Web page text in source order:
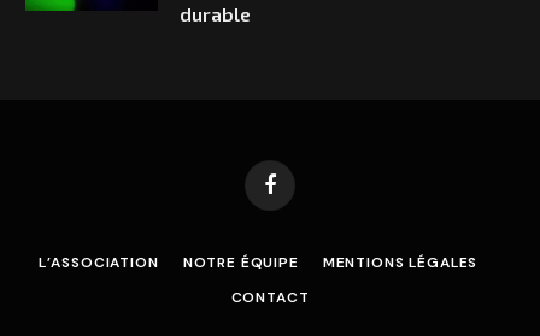
durable
Facebook
L’ASSOCIATION NOTRE ÉQUIPE
MENTIONS LÉGALES
CONTACT